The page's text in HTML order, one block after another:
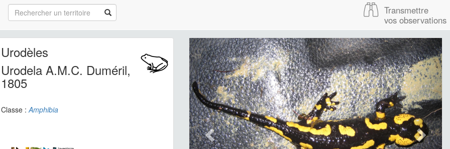
Transmettre
vos observations
Urodèles
Urodela A.M.C. Duméril,
1805
Classe :Amphibia